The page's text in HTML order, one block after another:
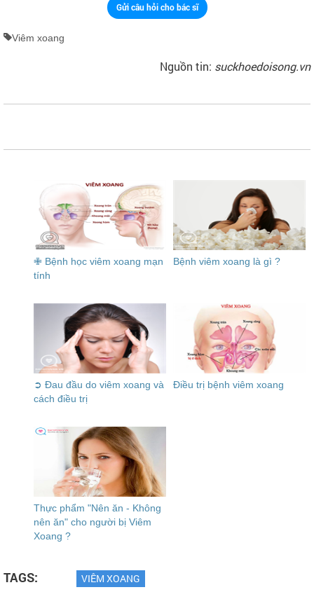
Gửi câu hỏi cho bác sĩ
Viêm xoang
Nguồn tin: suckhoedoisong.vn
✙ Bệnh học viêm xoang mạn
tính
Bệnh viêm xoang là gì ?
➲ Đau đầu do viêm xoang và
cách điều trị
Điều trị bệnh viêm xoang
Thực phẩm "Nên ăn - Không
nên ăn" cho người bị Viêm
Xoang ?
TAGS: VIÊM XOANG